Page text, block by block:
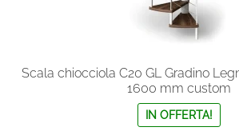
Scala chiocciola C20 GL Gradino
1600 mm custom
IN OFFERTA!